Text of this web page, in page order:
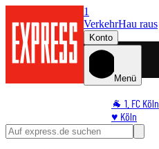
1
VerkehrHau raus
Konto
Menü
🐐 1. FC Köln
♥️ Köln
⭐ Promi